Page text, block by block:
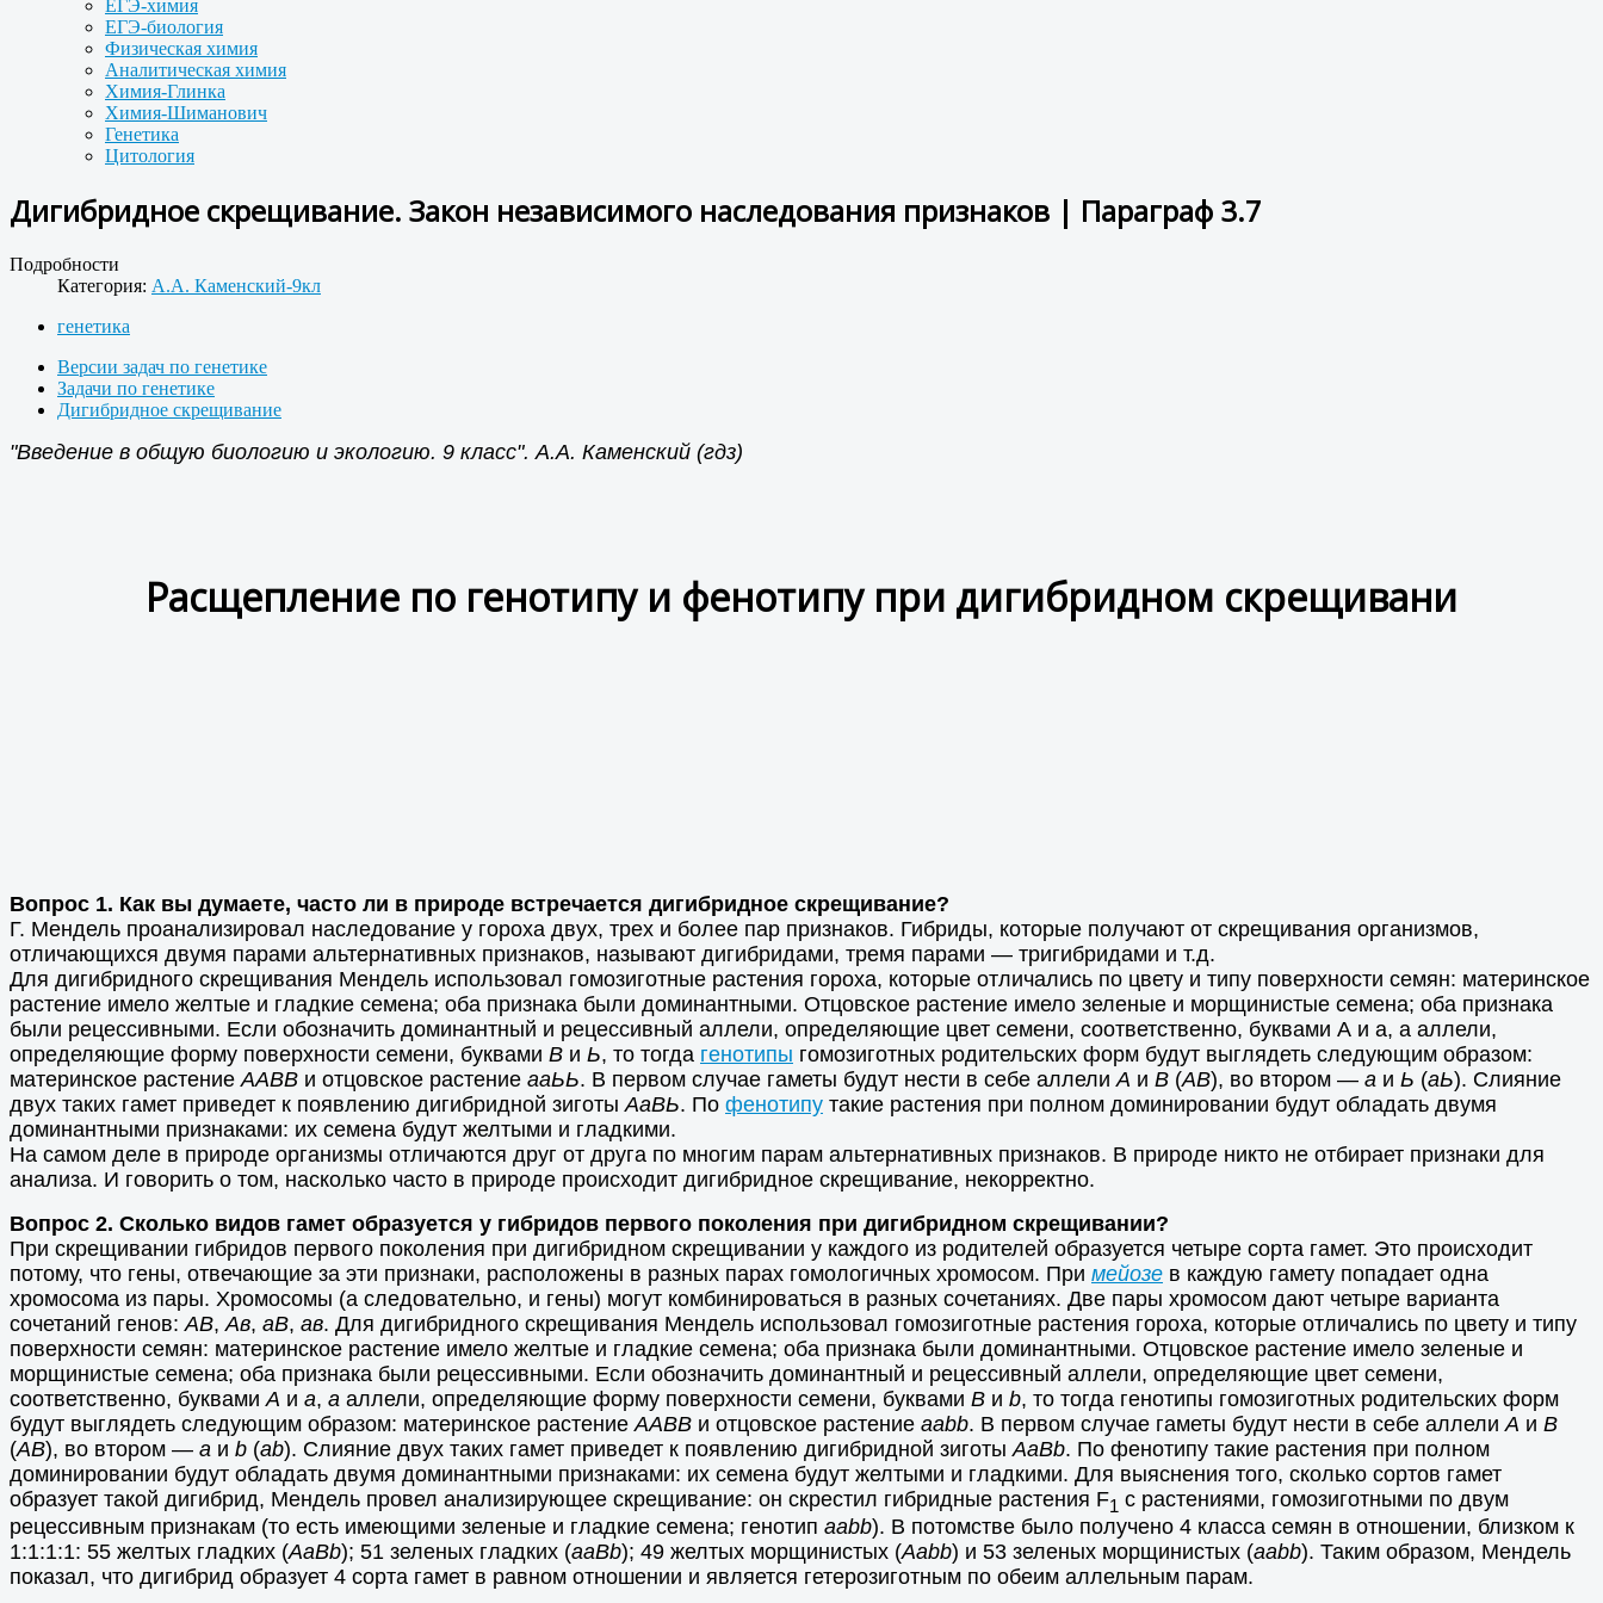
ЕГЭ-химия
ЕГЭ-биология
Физическая химия
Аналитическая химия
Химия-Глинка
Химия-Шиманович
Генетика
Цитология
Дигибридное скрещивание. Закон независимого наследования признаков | Параграф 3.7
Подробности
Категория: А.А. Каменский-9кл
генетика
Версии задач по генетике
Задачи по генетике
Дигибридное скрещивание
"Введение в общую биологию и экологию. 9 класс". А.А. Каменский (гдз)
Расщепление по генотипу и фенотипу при дигибридном скрещивани
Вопрос 1. Как вы думаете, часто ли в природе встречается дигибридное скрещивание?
Г. Мендель проанализировал наследование у гороха двух, трех и более пар признаков. Гибриды, которые получают от скрещивания организмов,
отличающихся двумя парами альтернативных признаков, называют дигибридами, тремя парами — тригибридами и т.д.
Для дигибридного скрещивания Мендель использовал гомозиготные растения гороха, которые отличались по цвету и типу поверхности семян: материнское
растение имело желтые и гладкие семена; оба признака были доминантными. Отцовское растение имело зеленые и морщинистые семена; оба признака
были рецессивными. Если обозначить доминантный и рецессивный аллели, определяющие цвет семени, соответственно, буквами А и а, а аллели,
определяющие форму поверхности семени, буквами В и Ь, то тогда генотипы гомозиготных родительских форм будут выглядеть следующим образом:
материнское растение ААВВ и отцовское растение ааЬЬ. В первом случае гаметы будут нести в себе аллели А и В (АВ), во втором — а и Ь (аЬ). Слияние
двух таких гамет приведет к появлению дигибридной зиготы АаВЬ. По фенотипу такие растения при полном доминировании будут обладать двумя
доминантными признаками: их семена будут желтыми и гладкими.
На самом деле в природе организмы отличаются друг от друга по многим парам альтернативных признаков. В природе никто не отбирает признаки для
анализа. И говорить о том, насколько часто в природе происходит дигибридное скрещивание, некорректно.
Вопрос 2. Сколько видов гамет образуется у гибридов первого поколения при дигибридном скрещивании?
При скрещивании гибридов первого поколения при дигибридном скрещивании у каждого из родителей образуется четыре сорта гамет. Это происходит
потому, что гены, отвечающие за эти признаки, расположены в разных парах гомологичных хромосом. При мейозе в каждую гамету попадает одна
хромосома из пары. Хромосомы (а следовательно, и гены) могут комбинироваться в разных сочетаниях. Две пары хромосом дают четыре варианта
сочетаний генов: АВ, Ав, аВ, ав. Для дигибридного скрещивания Мендель использовал гомозиготные растения гороха, которые отличались по цвету и типу
поверхности семян: материнское растение имело желтые и гладкие семена; оба признака были доминантными. Отцовское растение имело зеленые и
морщинистые семена; оба признака были рецессивными. Если обозначить доминантный и рецессивный аллели, определяющие цвет семени,
соответственно, буквами А и а, а аллели, определяющие форму поверхности семени, буквами В и b, то тогда генотипы гомозиготных родительских форм
будут выглядеть следующим образом: материнское растение ААВВ и отцовское растение ааbb. В первом случае гаметы будут нести в себе аллели А и В
(АВ), во втором — а и b (аb). Слияние двух таких гамет приведет к появлению дигибридной зиготы АаВb. По фенотипу такие растения при полном
доминировании будут обладать двумя доминантными признаками: их семена будут желтыми и гладкими. Для выяснения того, сколько сортов гамет
образует такой дигибрид, Мендель провел анализирующее скрещивание: он скрестил гибридные растения F1 с растениями, гомозиготными по двум
рецессивным признакам (то есть имеющими зеленые и гладкие семена; генотип ааbb). В потомстве было получено 4 класса семян в отношении, близком к
1:1:1:1: 55 желтых гладких (АаВb); 51 зеленых гладких (ааВb); 49 желтых морщинистых (Ааbb) и 53 зеленых морщинистых (ааbb). Таким образом, Мендель
показал, что дигибрид образует 4 сорта гамет в равном отношении и является гетерозиготным по обеим аллельным парам.